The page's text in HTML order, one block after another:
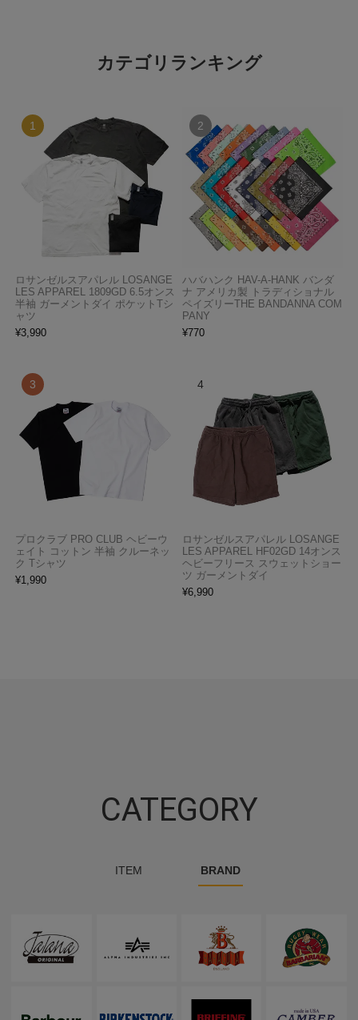
カテゴリランキング
ロサンゼルスアパレル LOSANGE
LES APPAREL 1809GD 6.5オンス
半袖 ガーメントダイ ポケットTシ
ャツ
¥3,990
ハバハンク HAV-A-HANK バンダ
ナ アメリカ製 トラディショナル
ペイズリーTHE BANDANNA COM
PANY
¥770
プロクラブ PRO CLUB ヘビーウ
ェイト コットン 半袖 クルーネッ
ク Tシャツ
¥1,990
ロサンゼルスアパレル LOSANGE
LES APPAREL HF02GD 14オンス
ヘビーフリース スウェットショー
ツ ガーメントダイ
¥6,990
CATEGORY
ITEM BRAND